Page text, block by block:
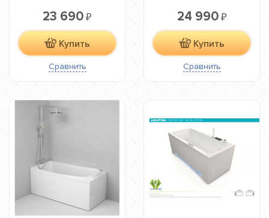
23 690 ₽
Купить
Сравнить
24 990₽
Купить
Сравнить